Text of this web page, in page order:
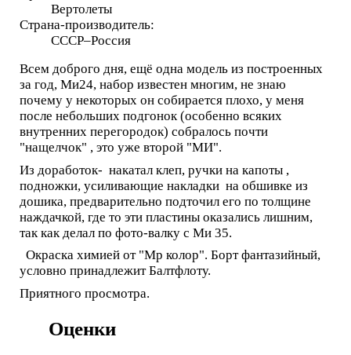
Вертолеты
Страна-производитель:
СССР–Россия
Всем доброго дня, ещё одна модель из построенных
за год, Ми24, набор известен многим, не знаю
почему у некоторых он собирается плохо, у меня
после небольших подгонок (особенно всяких
внутренних перегородок) собралось почти
"нащелчок" , это уже второй "МИ".
Из доработок- накатал клеп, ручки на капоты ,
подножки, усиливающие накладки на обшивке из
дошика, предварительно подточил его по толщине
наждачкой, где то эти пластины оказались лишним,
так как делал по фото-валку с Ми 35.
Окраска химией от "Мр колор". Борт фантазийный,
условно принадлежит Балтфлоту.
Приятного просмотра.
Оценки